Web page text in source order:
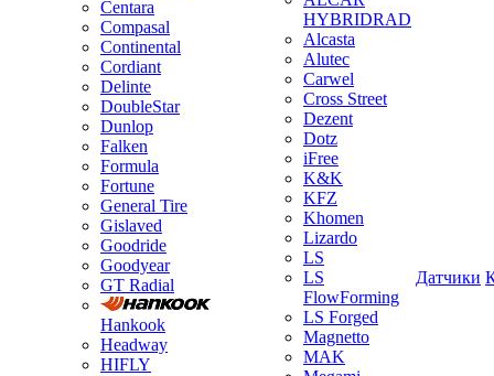
Centara
Compasal
Continental
Cordiant
Delinte
DoubleStar
Dunlop
Falken
Formula
Fortune
General Tire
Gislaved
Goodride
Goodyear
GT Radial
Hankook
Headway
HIFLY
HYBRIDRAD
Alcasta
Alutec
Carwel
Cross Street
Dezent
Dotz
iFree
K&K
KFZ
Khomen
Lizardo
LS
LS
FlowForming
LS Forged
Magnetto
MAK
Датчики